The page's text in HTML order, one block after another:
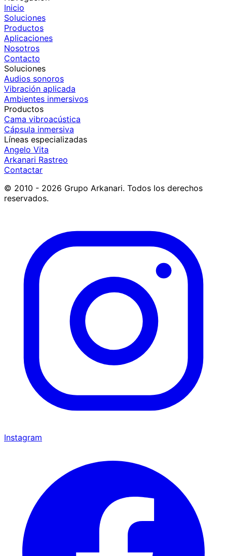
Inicio
Soluciones
Productos
Aplicaciones
Nosotros
Contacto
Soluciones
Audios sonoros
Vibración aplicada
Ambientes inmersivos
Productos
Cama vibroacústica
Cápsula inmersiva
Líneas especializadas
Angelo Vita
Arkanari Rastreo
Contactar
© 2010 - 2026 Grupo Arkanari. Todos los derechos
reservados.
Instagram